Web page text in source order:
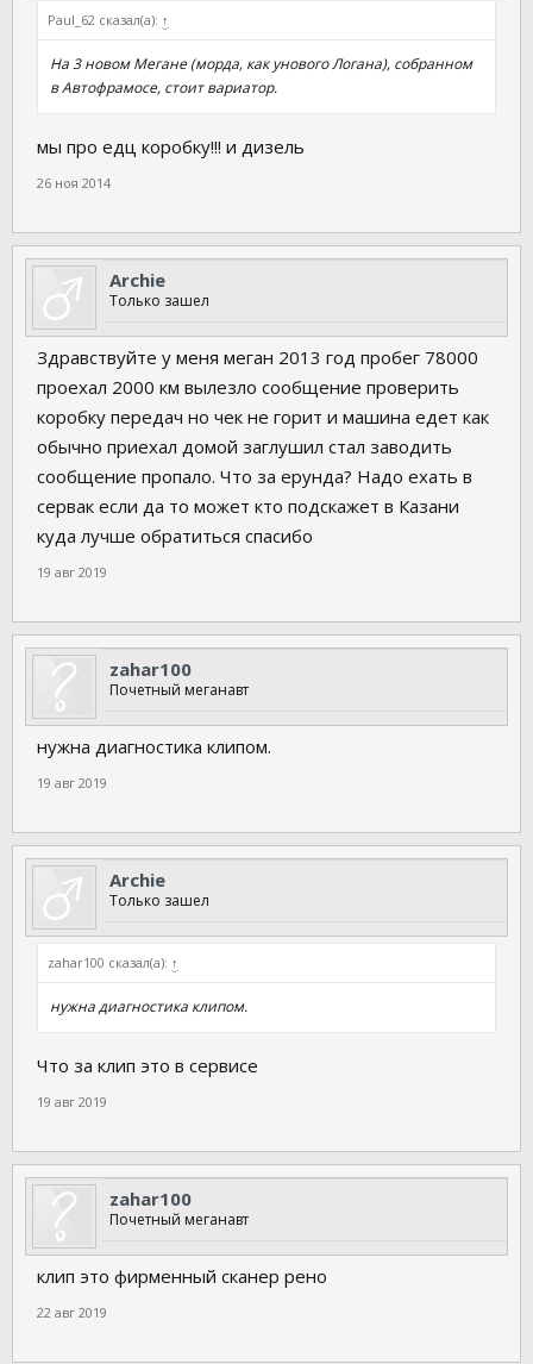
Paul_62 сказал(а): ↑
На 3 новом Мегане (морда, как унового Логана), собранном
в Автофрамосе, стоит вариатор.
мы про едц коробку!!! и дизель
26 ноя 2014
Archie
Только зашел
Здравствуйте у меня меган 2013 год пробег 78000
проехал 2000 км вылезло сообщение проверить
коробку передач но чек не горит и машина едет как
обычно приехал домой заглушил стал заводить
сообщение пропало. Что за ерунда? Надо ехать в
сервак если да то может кто подскажет в Казани
куда лучше обратиться спасибо
19 авг 2019
zahar100
Почетный меганавт
нужна диагностика клипом.
19 авг 2019
Archie
Только зашел
zahar100 сказал(а): ↑
нужна диагностика клипом.
Что за клип это в сервисе
19 авг 2019
zahar100
Почетный меганавт
клип это фирменный сканер рено
22 авг 2019